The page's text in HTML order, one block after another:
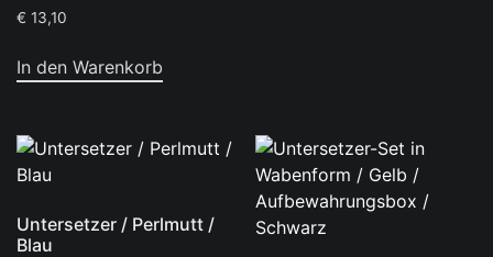
€ 13,10
In den Warenkorb
Untersetzer / Perlmutt /
Blau